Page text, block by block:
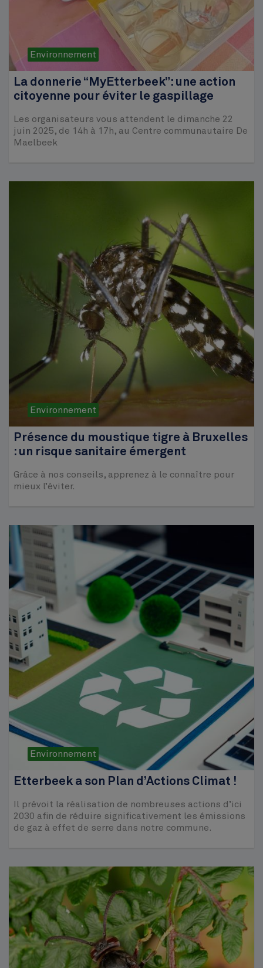
Environnement
La donnerie “MyEtterbeek”: une action
citoyenne pour éviter le gaspillage
Les organisateurs vous attendent le dimanche 22
juin 2025, de 14h à 17h, au Centre communautaire De
Maelbeek
Environnement
Présence du moustique tigre à Bruxelles
: un risque sanitaire émergent
Grâce à nos conseils, apprenez à le connaître pour
mieux l’éviter.
Environnement
Etterbeek a son Plan d’Actions Climat !
Il prévoit la réalisation de nombreuses actions d’ici
2030 afin de réduire significativement les émissions
de gaz à effet de serre dans notre commune.